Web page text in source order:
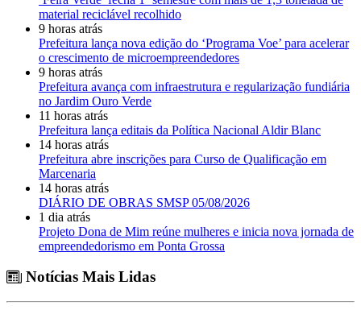
material reciclável recolhido
9 horas atrás
Prefeitura lança nova edição do ‘Programa Voe’ para acelerar
o crescimento de microempreendedores
9 horas atrás
Prefeitura avança com infraestrutura e regularização fundiária
no Jardim Ouro Verde
11 horas atrás
Prefeitura lança editais da Política Nacional Aldir Blanc
14 horas atrás
Prefeitura abre inscrições para Curso de Qualificação em
Marcenaria
14 horas atrás
DIÁRIO DE OBRAS SMSP 05/08/2026
1 dia atrás
Projeto Dona de Mim reúne mulheres e inicia nova jornada de
empreendedorismo em Ponta Grossa
Notícias Mais Lidas